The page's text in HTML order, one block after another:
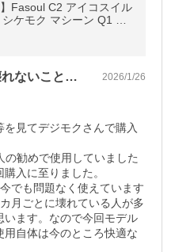
】Fasoul C2 アイコスイル
ケモク マシーン Q1 フ
ルマ互換機 アイコス互
体
快適に使用。あとはすぐ壊れないことを祈る 2026/1/26
見てデジモクさんで購入
の勧めで使用していました
入に至りました。
でも問題なく使えています
月ごとに壊れている人が多
います。なので今回モデル
自体は今のところ快適な